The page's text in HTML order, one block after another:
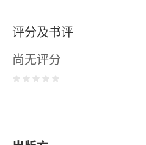
春焰与白狐（短篇小说）
记忆与执念（创作谈）
我们站在爱国的中国青年一边
小城好人
评分及书评
尚无评分